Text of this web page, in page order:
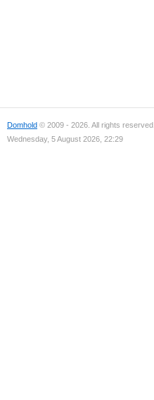
Domhold © 2009 - 2026. All rights reserved.
Wednesday, 5 August 2026, 22:29